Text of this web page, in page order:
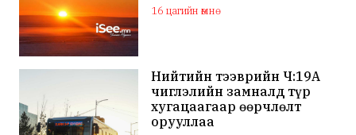
16 цагийн өмнө
Нийтийн тээврийн Ч:19А
чиглэлийн замналд түр
хугацаагаар өөрчлөлт
орууллаа